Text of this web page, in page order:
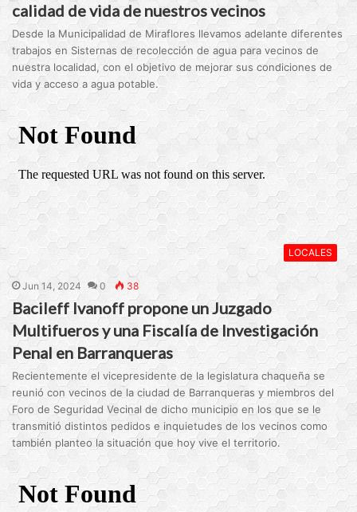
calidad de vida de nuestros vecinos
Desde la Municipalidad de Miraflores llevamos adelante diferentes
trabajos en Sisternas de recolección de agua para vecinos de
nuestra localidad, con el objetivo de mejorar sus condiciones de
vida y acceso a agua potable.
LOCALES
Jun 14, 2024 0 38
Bacileff Ivanoff propone un Juzgado
Multifueros y una Fiscalía de Investigación
Penal en Barranqueras
Recientemente el vicepresidente de la legislatura chaqueña se
reunió con vecinos de la ciudad de Barranqueras y miembros del
Foro de Seguridad Vecinal de dicho municipio en los que se le
transmitió distintos pedidos e inquietudes de los vecinos como
también planteo la situación que hoy vive el territorio.